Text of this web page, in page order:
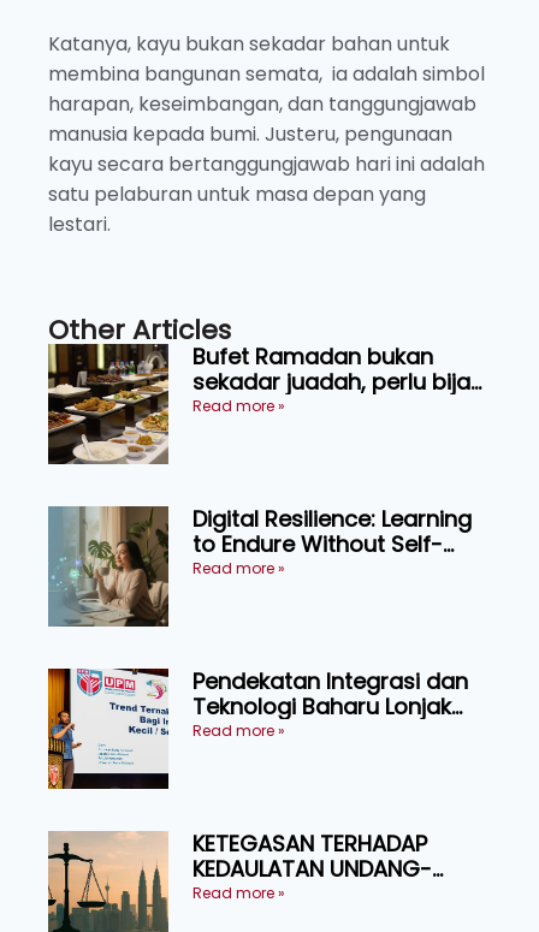
Katanya, kayu bukan sekadar bahan untuk
membina bangunan semata, ia adalah simbol
harapan, keseimbangan, dan tanggungjawab
manusia kepada bumi. Justeru, pengunaan
kayu secara bertanggungjawab hari ini adalah
satu pelaburan untuk masa depan yang
lestari.
Other Articles
Bufet Ramadan bukan
sekadar juadah, perlu bijak
memilih dan selamat
Read more »
Digital Resilience: Learning
to Endure Without Self-
Pressure
Read more »
Pendekatan Integrasi dan
Teknologi Baharu Lonjak
Produktiviti Ternakan
Read more »
KETEGASAN TERHADAP
KEDAULATAN UNDANG-
UNDANG ASAS KEPADA
Read more »